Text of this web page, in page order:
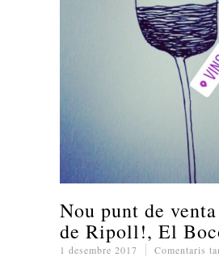
Nou punt de
de Ripoll!, El
1 desembre 2017 Comentaris